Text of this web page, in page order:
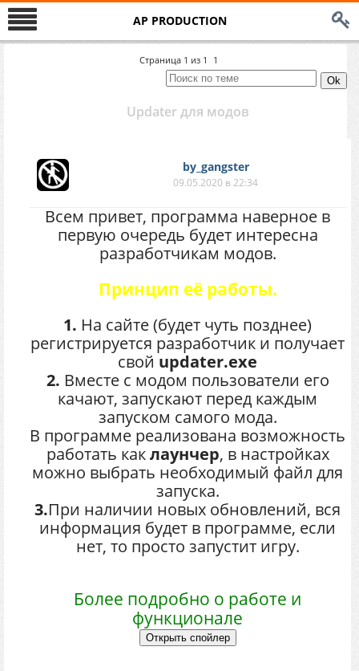
AP PRODUCTION
Страница 1 из 1 1
Updater для модов
by_gangster
09.05.2020 в 22:34
Всем привет, программа наверное в
первую очередь будет интересна
разработчикам модов.
Принцип её работы.
1. На сайте (будет чуть позднее)
регистрируется разработчик и получает
свой updater.exe
2. Вместе с модом пользователи его
качают, запускают перед каждым
запуском самого мода.
В программе реализована возможность
работать каклаунчер, в настройках
можно выбрать необходимый файл для
запуска.
3.При наличии новых обновлений, вся
информация будет в программе, если
нет, то просто запустит игру.
Более подробно о работе и
функционале